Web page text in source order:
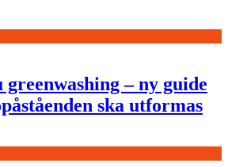
– ny guide
ska utformas